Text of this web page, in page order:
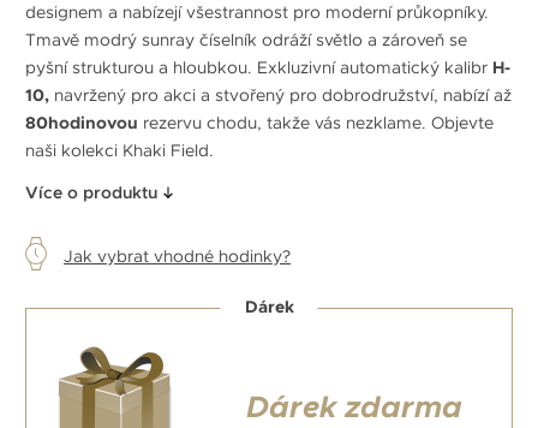
designem a nabízejí všestrannost pro moderní průkopníky.
Tmavě modrý sunray číselník odráží světlo a zároveň se
pyšní strukturou a hloubkou. Exkluzivní automatický kalibr H-
10, navržený pro akci a stvořený pro dobrodružství, nabízí až
80hodinovou rezervu chodu, takže vás nezklame. Objevte
naši kolekci Khaki Field.
Více o produktu
Jak vybrat vhodné hodinky?
Dárek
Dárek zdarma